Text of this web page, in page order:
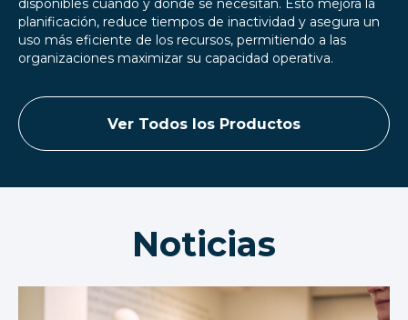
disponibles cuando y donde se necesitan. Esto mejora la
planificación, reduce tiempos de inactividad y asegura un
uso más eficiente de los recursos, permitiendo a las
organizaciones maximizar su capacidad operativa.
Ver Todos los Productos
Noticias